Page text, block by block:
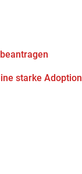
starke Adoption